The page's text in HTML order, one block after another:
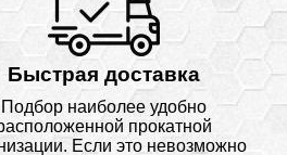
Быстрая доставка
Подбор наиболее удобно
прокатной
Если это невозможно